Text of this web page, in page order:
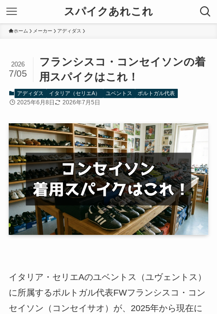
スパイクあれこれ
ホーム メーカー アディダス
フランシスコ・コンセイソンの着
用スパイクはこれ！
2026
7/05
アディダス イタリア（セリエA） ユベントス ポルトガル代表
2025年6月8日 2026年7月5日
イタリア・セリエAのユベントス（ユヴェントス）
に所属するポルトガル代表FWフランシスコ・コン
セイソン（コンセイサオ）が、2025年から現在に